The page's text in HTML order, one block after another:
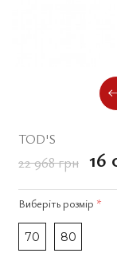
TOD'S
22 968 грн 16
Виберіть розмір *
70 80